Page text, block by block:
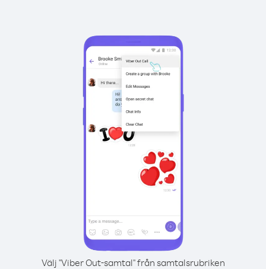
Välj "Viber Out-samtal" från samtalsrubriken